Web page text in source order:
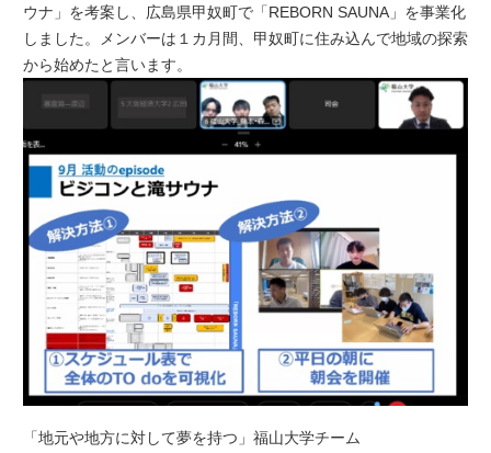
ウナ」を考案し、広島県甲奴町で「REBORN SAUNA」を事業化
しました。メンバーは１カ月間、甲奴町に住み込んで地域の探索
から始めたと言います。
「地元や地方に対して夢を持つ」福山大学チーム